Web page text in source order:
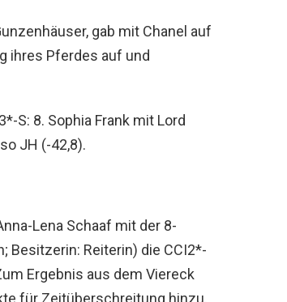
gab mit Chanel auf
ihres Pferdes auf und
S: 8. Sophia Frank mit Lord
JH (-42,8).
Lena Schaaf mit der 8-
Besitzerin: Reiterin) die CCI2*-
Ergebnis aus dem Viereck
für Zeitüberschreitung hinzu.